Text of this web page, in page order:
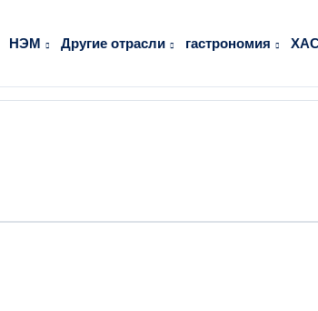
НЭМ Другие отрасли гастрономия